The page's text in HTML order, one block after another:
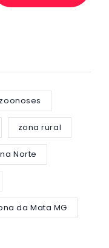
zoonoses
zona rural
Norte
da Mata MG